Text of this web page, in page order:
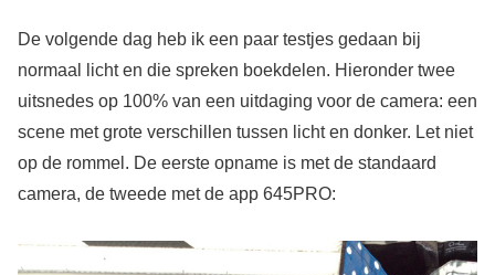
De volgende dag heb ik een paar testjes gedaan bij
normaal licht en die spreken boekdelen. Hieronder twee
uitsnedes op 100% van een uitdaging voor de camera: een
scene met grote verschillen tussen licht en donker. Let niet
op de rommel. De eerste opname is met de standaard
camera, de tweede met de app 645PRO: